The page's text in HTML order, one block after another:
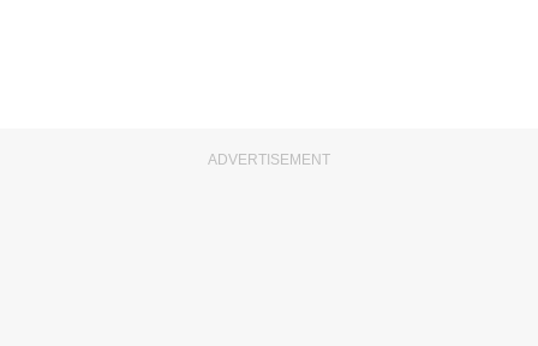
ADVERTISEMENT